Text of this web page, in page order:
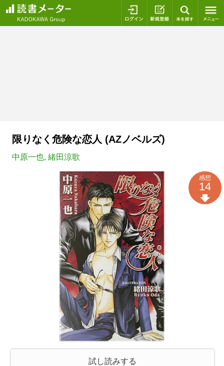
ログイン 新規登録
限りなく危険な恋人 (AZノベルズ)
中原一也, 緒田涼歌
試し読みする
感想
14